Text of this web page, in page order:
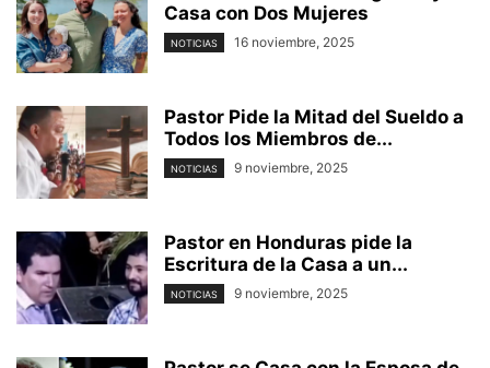
Casa con Dos Mujeres
NOTICIAS 16 noviembre, 2025
Pastor Pide la Mitad del Sueldo a
Todos los Miembros de...
NOTICIAS 9 noviembre, 2025
Pastor en Honduras pide la
Escritura de la Casa a un...
NOTICIAS 9 noviembre, 2025